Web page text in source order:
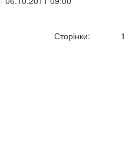
Сторінки: 1